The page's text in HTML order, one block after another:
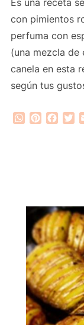
Es una receta
con pimientos
perfuma con
(una mezcla de
canela en esta
según tus
WhatsApp
Pinterest